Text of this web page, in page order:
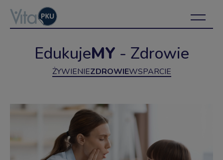
EdukujeMY - Zdrowie
ŻYWIENIEZDROWIEWSPARCIE